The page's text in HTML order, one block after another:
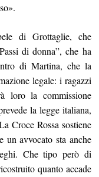
di Grottaglie, che
di donna”, che ha
di Martina, che la
legale: i ragazzi
loro la commissione
la legge italiana,
Croce Rossa sostiene
un avvocato sta anche
Che tipo però di
quanto accade